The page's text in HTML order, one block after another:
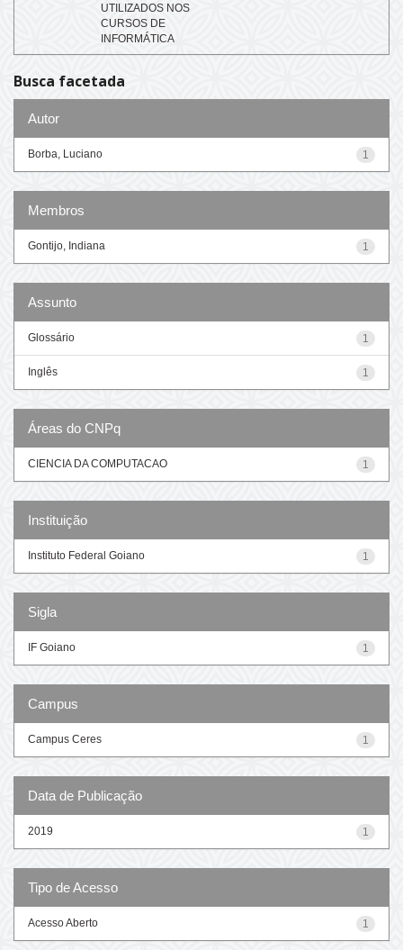
UTILIZADOS NOS
CURSOS DE
INFORMÁTICA
Busca facetada
Autor
1
Borba, Luciano
Membros
1
Gontijo, Indiana
Assunto
1
Glossário
1
Inglês
Áreas do CNPq
1
CIENCIA DA COMPUTACAO
Instituição
1
Instituto Federal Goiano
Sigla
1
IF Goiano
Campus
1
Campus Ceres
Data de Publicação
1
2019
Tipo de Acesso
1
Acesso Aberto